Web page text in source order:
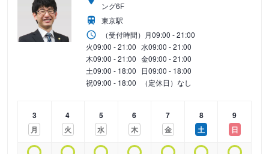
ング6F
東京駅
（受付時間） 月09:00 - 21:00
火09:00 - 21:00 水09:00 - 21:00
木09:00 - 21:00 金09:00 - 21:00
土09:00 - 18:00 日09:00 - 18:00
祝09:00 - 18:00 （定休日）なし
3
月
4
火
5
水
6
木
7
金
8
土
9
日